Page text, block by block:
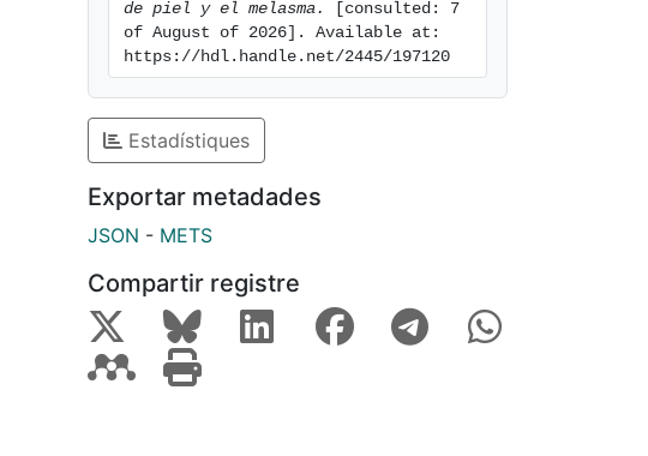
de piel y el melasma.
[consulted: 7
of August of 2026]. Available at:
https://hdl.handle.net/2445/197120
Estadístiques
Exportar metadades
JSON - METS
Compartir registre